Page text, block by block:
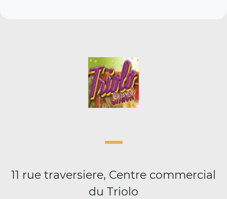
11 rue traversiere, Centre commercial
du Triolo